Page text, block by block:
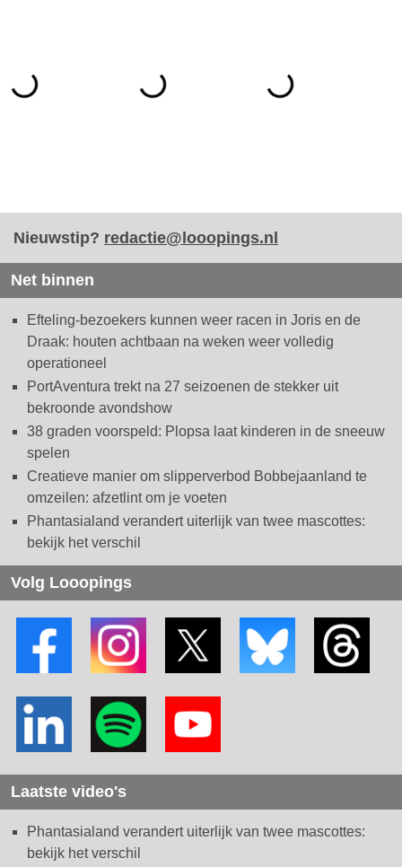
Nieuwstip? redactie@looopings.nl
Net binnen
Efteling-bezoekers kunnen weer racen in Joris en de
Draak: houten achtbaan na weken weer volledig
operationeel
PortAventura trekt na 27 seizoenen de stekker uit
bekroonde avondshow
38 graden voorspeld: Plopsa laat kinderen in de sneeuw
spelen
Creatieve manier om slipperverbod Bobbejaanland te
omzeilen: afzetlint om je voeten
Phantasialand verandert uiterlijk van twee mascottes:
bekijk het verschil
Volg Looopings
Laatste video's
Phantasialand verandert uiterlijk van twee mascottes:
bekijk het verschil